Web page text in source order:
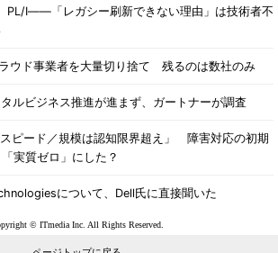
PL/I――「レガシー刷新できない理由」は技術者不
ウド事業者を大量切り捨て 残るのは数社のみ
ルビジネス推進が進まず、ガートナーが調査
スピード／規模は認知限界超え」 障害対応の初期
実質ゼロ」にした？
について、Dell氏に直接聞いた
© ITmedia Inc. All Rights Reserved.